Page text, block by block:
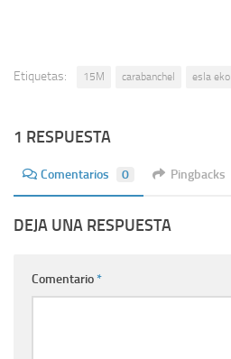
Etiquetas: 15M carabanchel esla eko
1 RESPUESTA
Comentarios 0 Pingbacks
DEJA UNA RESPUESTA
Comentario*